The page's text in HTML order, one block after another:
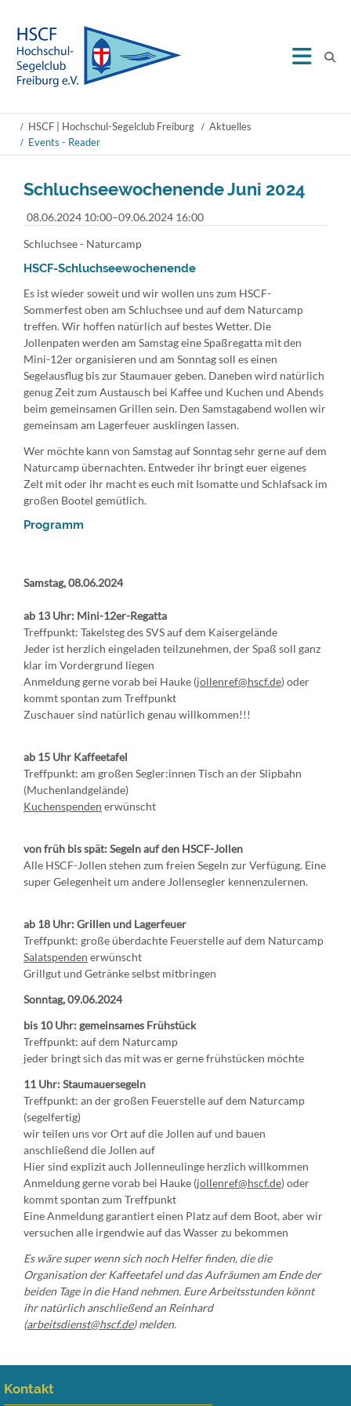
HSCF | Hochschul-Segelclub Freiburg
Aktuelles
Events - Reader
Schluchseewochenende Juni 2024
08.06.2024 10:00–09.06.2024 16:00
Schluchsee - Naturcamp
HSCF-Schluchseewochenende
Es ist wieder soweit und wir wollen uns zum HSCF-
Sommerfest oben am Schluchsee und auf dem Naturcamp
treffen. Wir hoffen natürlich auf bestes Wetter. Die
Jollenpaten werden am Samstag eine Spaßregatta mit den
Mini-12er organisieren und am Sonntag soll es einen
Segelausflug bis zur Staumauer geben. Daneben wird natürlich
genug Zeit zum Austausch bei Kaffee und Kuchen und Abends
beim gemeinsamen Grillen sein. Den Samstagabend wollen wir
gemeinsam am Lagerfeuer ausklingen lassen.
Wer möchte kann von Samstag auf Sonntag sehr gerne auf dem
Naturcamp übernachten. Entweder ihr bringt euer eigenes
Zelt mit oder ihr macht es euch mit Isomatte und Schlafsack im
großen Bootel gemütlich.
Programm
Samstag, 08.06.2024
ab 13 Uhr: Mini-12er-Regatta
Treffpunkt: Takelsteg des SVS auf dem Kaisergelände
Jeder ist herzlich eingeladen teilzunehmen, der Spaß soll ganz
klar im Vordergrund liegen
Anmeldung gerne vorab bei Hauke (jollenref@hscf.de) oder
kommt spontan zum Treffpunkt
Zuschauer sind natürlich genau willkommen!!!
ab 15 Uhr Kaffeetafel
Treffpunkt: am großen Segler:innen Tisch an der Slipbahn
(Muchenlandgelände)
Kuchenspenden erwünscht
von früh bis spät: Segeln auf den HSCF-Jollen
Alle HSCF-Jollen stehen zum freien Segeln zur Verfügung. Eine
super Gelegenheit um andere Jollensegler kennenzulernen.
ab 18 Uhr: Grillen und Lagerfeuer
Treffpunkt: große überdachte Feuerstelle auf dem Naturcamp
Salatspenden erwünscht
Grillgut und Getränke selbst mitbringen
Sonntag, 09.06.2024
bis 10 Uhr:gemeinsames Frühstück
Treffpunkt: auf dem Naturcamp
jeder bringt sich das mit was er gerne frühstücken möchte
11 Uhr: Staumauersegeln
Treffpunkt: an der großen Feuerstelle auf dem Naturcamp
(segelfertig)
wir teilen uns vor Ort auf die Jollen auf und bauen
anschließend die Jollen auf
Hier sind explizit auch Jollenneulinge herzlich willkommen
Anmeldung gerne vorab bei Hauke (jollenref@hscf.de) oder
kommt spontan zum Treffpunkt
Eine Anmeldung garantiert einen Platz auf dem Boot, aber wir
versuchen alle irgendwie auf das Wasser zu bekommen
Es wäre super wenn sich noch Helfer finden, die die
Organisation der Kaffeetafel und das Aufräumen am Ende der
beiden Tage in die Hand nehmen. Eure Arbeitsstunden könnt
ihr natürlich anschließend an Reinhard
(arbeitsdienst@hscf.de) melden.
Kontakt